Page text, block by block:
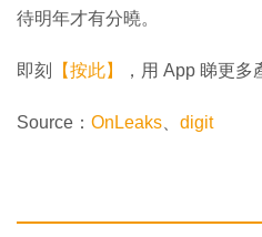
待明年才有分曉。
即刻 【按此】 ，用 App 睇更
Source： OnLeaks digit